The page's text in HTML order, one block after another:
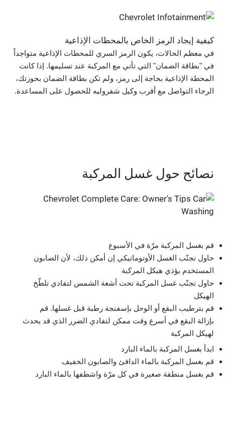
كيفية إيجاد الرمز الخاص بالمحطات الإذاعية
في معظم الحالات، يكون الرمز السري للمحطات الإذاعية متواجداً
في "بطاقة الضمان" التي تأتي مع المركبة عند تسليمها. إذا كانت
المحطة الإذاعية بحاجة إلى رمز، ولم تكن بطاقة الضمان بحوزتك،
الرجاء التواصل مع أقرب وكيل شفروليه للحصول على المساعدة.
نصائح حول غسل المركبة
قم بغسل المركبة مرّة في الأسبوع
حاول تجنّب الغسل الأوتوماتيكي إن أمكن ذلك، لأن الصابون
المستخدم يؤذي هيكل المركبة
حاول تجنّب غسل المركبة تحت أشعة الشمس لتفادي تلطّخ
الهيكل
قم بترطيب البقع أو الوحل بإسفنجة رطبة قبل غسلها. قم
بإزالة البقع في أسرع وقت ممكن لتفادي الضرر الذي قد يحدث
لهيكل المركبة
ابدأ بغسل المركبة بالماء البارد
قم بغسل المركبة بالماء الدافئ والصابون الخفيف
قم بغسل منطقة صغيرة في كل مرّة واشطفها بالماء البارد